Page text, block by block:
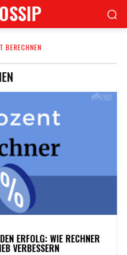
BERECHNEN
ERFOLG: WIE RECHNER
VERBESSERN